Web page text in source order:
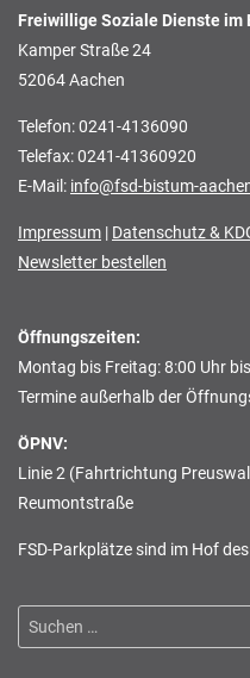
Freiwillige Soziale Dienste im
Kamper Straße 24
52064 Aachen
Telefon: 0241-4136090
Telefax: 0241-41360920
E-Mail: info@fsd-bistum-
Impressum | Datenschutz &
Newsletter bestellen
Öffnungszeiten:
Montag bis Freitag: 8:00 Uhr
Termine außerhalb der
ÖPNV:
Linie 2 (Fahrtrichtung
Reumontstraße
FSD-Parkplätze sind im Hof
Suchen
nach: